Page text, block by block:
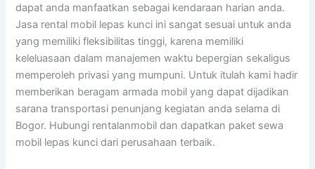
dapat anda manfaatkan sebagai kendaraan harian anda.
Jasa rental mobil lepas kunci ini sangat sesuai untuk anda
yang memiliki fleksibilitas tinggi, karena memiliki
keleluasaan dalam manajemen waktu bepergian sekaligus
memperoleh privasi yang mumpuni. Untuk itulah kami hadir
memberikan beragam armada mobil yang dapat dijadikan
sarana transportasi penunjang kegiatan anda selama di
Bogor. Hubungi rentalanmobil dan dapatkan paket sewa
mobil lepas kunci dari perusahaan terbaik.